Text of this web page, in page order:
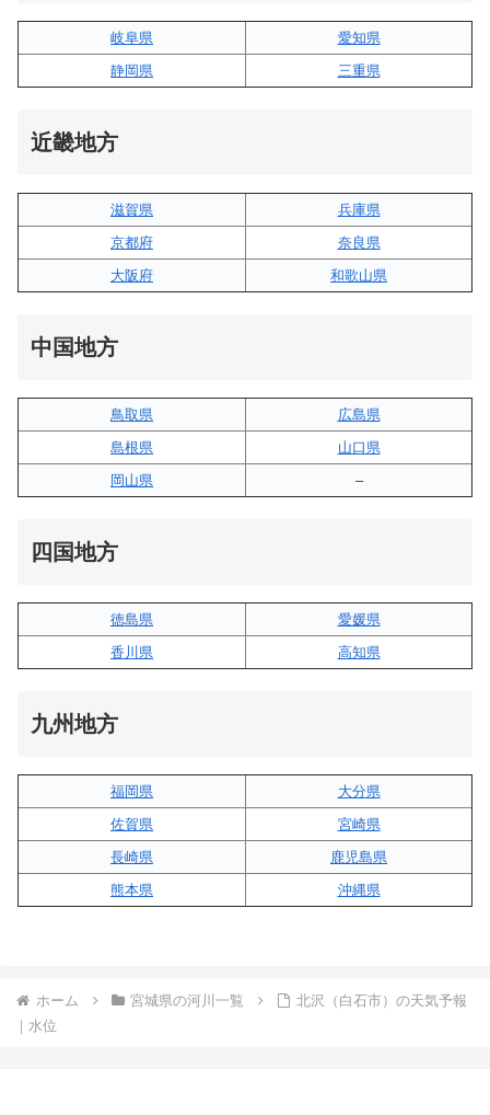
岐阜県
愛知県
静岡県
三重県
近畿地方
滋賀県
兵庫県
京都府
奈良県
大阪府
和歌山県
中国地方
鳥取県
広島県
島根県
山口県
岡山県
–
四国地方
徳島県
愛媛県
香川県
高知県
九州地方
福岡県
大分県
佐賀県
宮崎県
長崎県
鹿児島県
熊本県
沖縄県
ホーム 宮城県の河川一覧
北沢（白石市）の天気予報
｜水位